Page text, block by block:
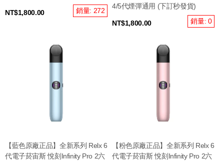
NT$1,800.00 銷量: 272
4/5代煙彈通用 (下訂秒發貨)
NT$1,800.00 銷量: 0
【藍色原廠正品】全新系列 Relx 6
代電子菸宙斯 悅刻Infinity Pro 2六
【粉色原廠正品】全新系列 Relx 6
代電子菸宙斯 悅刻Infinity Pro 2六